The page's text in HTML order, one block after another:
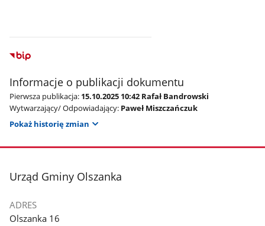
Informacje o publikacji dokumentu
Pierwsza publikacja: 15.10.2025 10:42 Rafał Bandrowski
Wytwarzający/ Odpowiadający: Paweł Miszczańczuk
Pokaż historię zmian
stopka
Urząd Gminy Olszanka
ADRES
Olszanka 16